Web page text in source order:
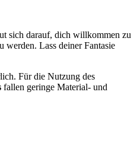
sich darauf, dich willkommen zu
werden. Lass deiner Fantasie
Für die Nutzung des
fallen geringe Material- und